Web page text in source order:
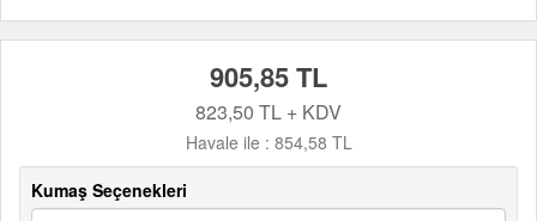
905,85 TL
823,50 TL + KDV
Havale ile : 854,58 TL
Kumaş Seçenekleri